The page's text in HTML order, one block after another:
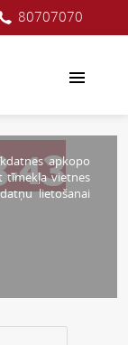
80707070
apkopo
tīmekļa vietnes
lietošanai